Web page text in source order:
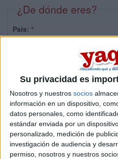
Su privacidad es
Nosotros y nuestros socios
información en un dispositivo,
datos personales, como
estándar enviada por un
personalizado, medición de
investigación de audiencia y
permiso, nosotros y nuestros
¿De dónde eres?
País: *
Sobre ti
Soy:*
Chico